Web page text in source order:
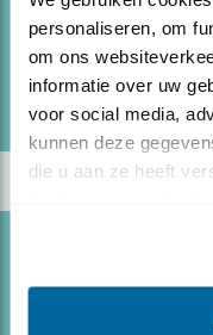
personaliseren, om
om ons
informatie over uw
voor social media,
kunnen deze
die u aan ze heeft
lees meer
Door Ruwan Aluvihare
DE KOLIBRIE-
In Ecuador